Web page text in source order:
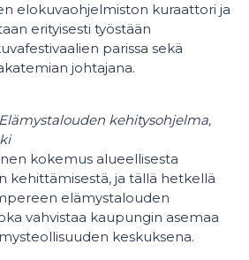
elokuvaohjelmiston kuraattori ja
erityisesti työstään
parissa sekä
johtajana.
kehitysohjelma,
kokemus alueellisesta
kehittämisestä, ja tällä hetkellä
elämystalouden
vahvistaa kaupungin asemaa
keskuksena.